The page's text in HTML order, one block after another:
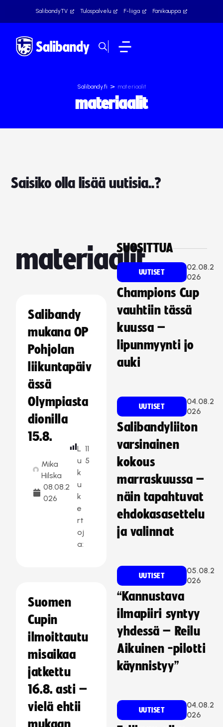
SalibandyTV Tulospalvelu F-liiga Fanikauppa
Salibandy.fi > materiaalit
materiaalit
Saisiko olla lisää uutisia..?
materiaalit
Salibandy
mukana OP
Pohjolan
liikuntapäiv
ässä
Olympiasta
dionilla
15.8.
Mika
Hilska
08.08.2
026
L
u
k
u
k
e
rt
oj
a:
11
5
Suomen
Cupin
ilmoittautu
misaikaa
jatkettu
16.8. asti –
vielä ehtii
SUOSITTUA
UUTISET
02.08.2
026
Champions Cup
vauhtiin tässä
kuussa –
lipunmyynti jo
auki
UUTISET
04.08.2
026
Salibandyliiton
varsinainen
kokous
marraskuussa –
näin tapahtuvat
ehdokasasettelu
ja valinnat
UUTISET
05.08.2
026
“Kannustava
ilmapiiri syntyy
yhdessä – Reilu
Aikuinen -pilotti
käynnistyy”
UUTISET
04.08.2
026